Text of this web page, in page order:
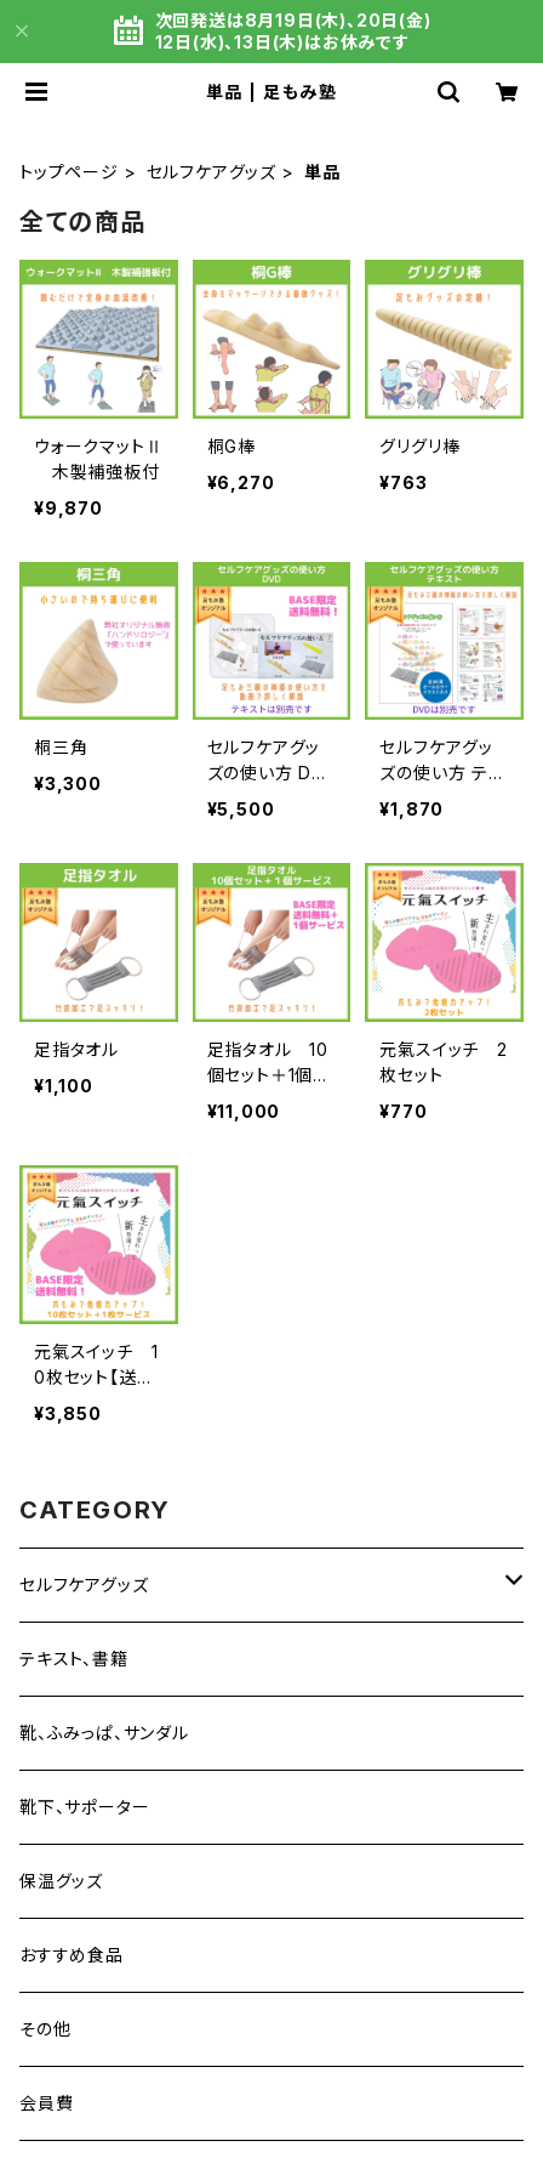
次回発送は8月19日(木)、20日(金)
12日(水)、13日(木)はお休みです
単品 | 足もみ塾
トップページ セルフケアグッズ 単品
全ての商品
ウォークマットⅡ
木製補強板付
¥9,870
桐G棒
¥6,270
グリグリ棒
¥763
桐三角
¥3,300
セルフケアグッ
ズの使い方 DV
D【送料無料】
¥5,500
セルフケアグッ
ズの使い方 テキ
ストブック
¥1,870
足指タオル
¥1,100
足指タオル 10
個セット＋1個サ
ービス【送料無
料】
¥11,000
元氣スイッチ 2
枚セット
¥770
元氣スイッチ 1
0枚セット【送料
無料＋1枚サー
ビス】
¥3,850
CATEGORY
セルフケアグッズ
単品
セット販売
テキスト、書籍
靴、ふみっぱ、サンダル
靴下、サポーター
保温グッズ
おすすめ食品
その他
会員費